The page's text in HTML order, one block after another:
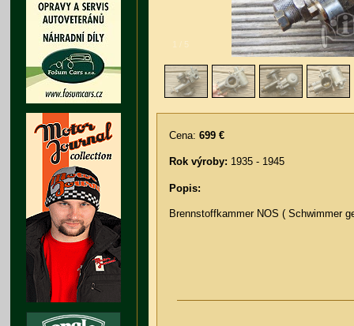
/ 5
Cena: 699 €
Rok výroby: 1935 - 1945
Popis:
Brennstoffkammer NOS ( Schwimmer